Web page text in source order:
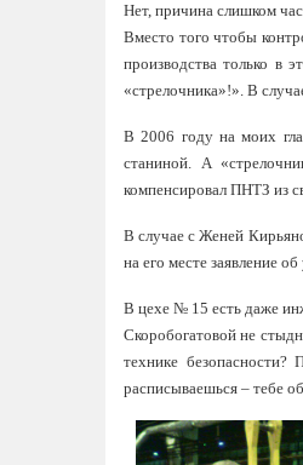
Нет, причина слишком
Вместо того чтобы
производства только в
«стрелочника»!». В
В 2006 году на моих
станиной. А
компенсировал ПНТЗ из
В случае с Женей
на его месте заявление
В цехе № 15 есть даже
Скоробогатовой не
технике
расписываешься – тебе